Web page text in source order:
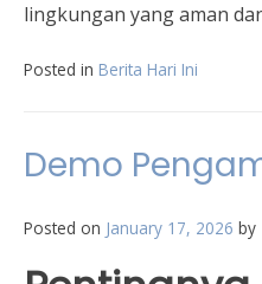
lingkungan yang aman
Posted in Berita Hari Ini
Demo
Posted on January 17, 2026 by